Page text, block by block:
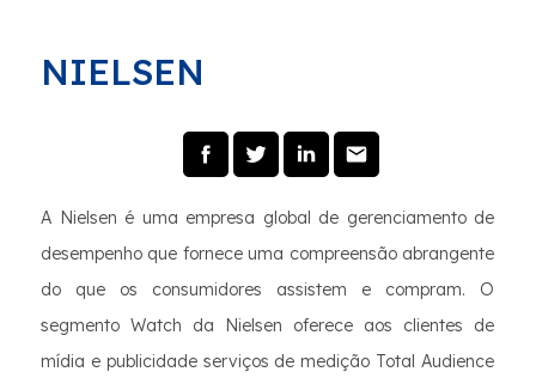
NIELSEN
A Nielsen é uma empresa global de gerenciamento de
desempenho que fornece uma compreensão abrangente
do que os consumidores assistem e compram. O
segmento Watch da Nielsen oferece aos clientes de
mídia e publicidade serviços de medição Total Audience